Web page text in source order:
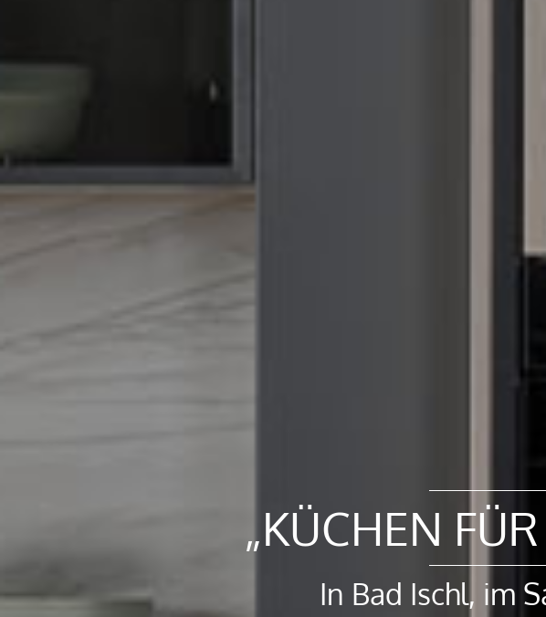
„KÜCHEN
In Bad Ischl, im